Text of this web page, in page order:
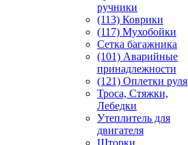
ручники
(113) Коврики
(117) Мухобойки
Сетка багажника
(101) Аварийные
принадлежности
(121) Оплетки руля
Троса, Стяжки,
Лебедки
Утеплитель для
двигателя
Шторки